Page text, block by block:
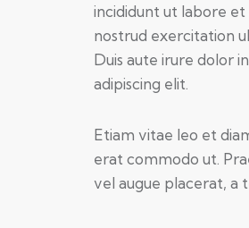
incididunt ut labore et
nostrud exercitation
Duis aute irure dolor
adipiscing elit.
Etiam vitae leo et
erat commodo ut.
vel augue placerat, a